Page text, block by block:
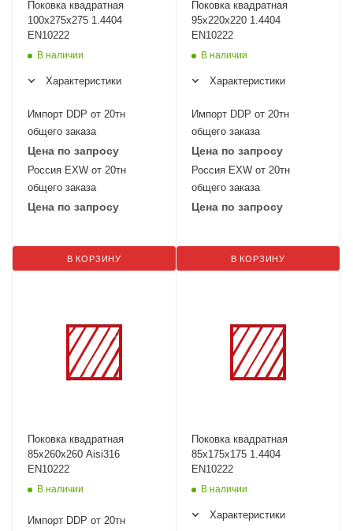
Поковка квадратная
100х275х275 1.4404
EN10222
В наличии
Характеристики
Импорт DDP от 20тн
общего заказа
Цена по запросу
Россия EXW от 20тн
общего заказа
Цена по запросу
В КОРЗИНУ
Поковка квадратная
95х220х220 1.4404
EN10222
В наличии
Характеристики
Импорт DDP от 20тн
общего заказа
Цена по запросу
Россия EXW от 20тн
общего заказа
Цена по запросу
В КОРЗИНУ
Поковка квадратная
85х260х260 Aisi316
EN10222
В наличии
Импорт DDP от 20тн
Поковка квадратная
85х175х175 1.4404
EN10222
В наличии
Характеристики